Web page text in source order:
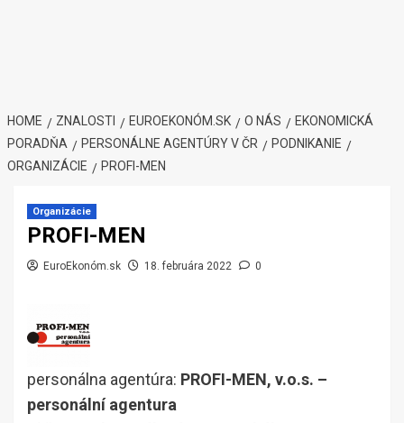
HOME ZNALOSTI EUROEKONÓM.SK O NÁS
EKONOMICKÁ
PORADŇA
PERSONÁLNE AGENTÚRY V ČR
PODNIKANIE
ORGANIZÁCIE
PROFI-MEN
Organizácie
PROFI-MEN
EuroEkonóm.sk 18. februára 2022 0
personálna agentúra: PROFI-MEN, v.o.s. –
personální agentura